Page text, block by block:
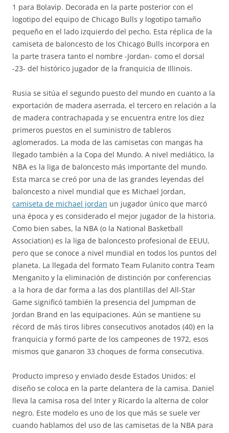
1 para Bolavip. Decorada en la parte posterior con el
logotipo del equipo de Chicago Bulls y logotipo tamaño
pequeño en el lado izquierdo del pecho. Esta réplica de la
camiseta de baloncesto de los Chicago Bulls incorpora en
la parte trasera tanto el nombre -Jordan- como el dorsal
-23- del histórico jugador de la franquicia de Illinois.
Rusia se sitúa el segundo puesto del mundo en cuanto a la
exportación de madera aserrada, el tercero en relación a la
de madera contrachapada y se encuentra entre los diez
primeros puestos en el suministro de tableros
aglomerados. La moda de las camisetas con mangas ha
llegado también a la Copa del Mundo. A nivel mediático, la
NBA es la liga de baloncesto más importante del mundo.
Esta marca se creó por una de las grandes leyendas del
baloncesto a nivel mundial que es Michael Jordan,
camiseta de michael jordan un jugador único que marcó
una época y es considerado el mejor jugador de la historia.
Como bien sabes, la NBA (o la National Basketball
Association) es la liga de baloncesto profesional de EEUU,
pero que se conoce a nivel mundial en todos los puntos del
planeta. La llegada del formato Team Fulanito contra Team
Menganito y la eliminación de distinción por conferencias
a la hora de dar forma a las dos plantillas del All-Star
Game significó también la presencia del Jumpman de
Jordan Brand en las equipaciones. Aún se mantiene su
récord de más tiros libres consecutivos anotados (40) en la
franquicia y formó parte de los campeones de 1972, esos
mismos que ganaron 33 choques de forma consecutiva.
Producto impreso y enviado desde Estados Unidos: el
diseño se coloca en la parte delantera de la camisa. Daniel
lleva la camisa rosa del Inter y Ricardo la alterna de color
negro. Este modelo es uno de los que más se suele ver
cuando hablamos del uso de las camisetas de la NBA para